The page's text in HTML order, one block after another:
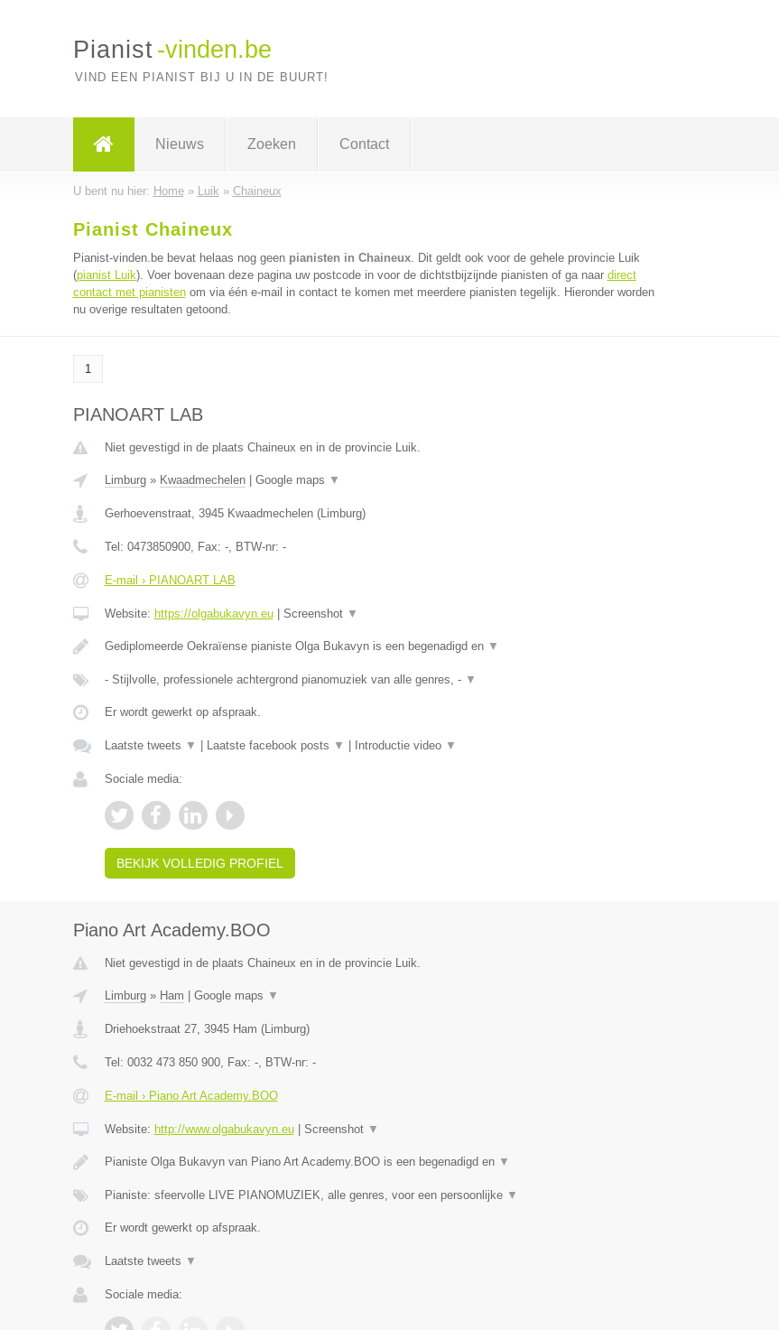
Pianist -vinden.be
VIND EEN PIANIST BIJ U IN DE BUURT!
Nieuws Zoeken Contact
U bent nu hier: Home» Luik » Chaineux
Pianist Chaineux
Pianist-vinden.be bevat helaas nog geen pianisten in Chaineux. Dit geldt ook voor de gehele provincie Luik
(pianist Luik). Voer bovenaan deze pagina uw postcode in voor de dichtstbijzijnde pianisten of ga naar direct
contact met pianistenom via één e-mail in contact te komen met meerdere pianisten tegelijk. Hieronder worden
nu overige resultaten getoond.
1
PIANOART LAB
Niet gevestigd in de plaats Chaineux en in de provincie Luik.
Limburg» Kwaadmechelen| Google maps ▼
Gerhoevenstraat, 3945 Kwaadmechelen(Limburg)
Tel: 0473850900, Fax: -, BTW-nr: -
E-mail › PIANOART LAB
Website: https://olgabukavyn.eu| Screenshot ▼
Gediplomeerde Oekraïense pianiste Olga Bukavyn is een begenadigd en ▼
- Stijlvolle, professionele achtergrond pianomuziek van alle genres, - ▼
Er wordt gewerkt op afspraak.
Laatste tweets ▼ Laatste facebook posts ▼ Introductie video ▼
Sociale media:
BEKIJK VOLLEDIG PROFIEL
Piano Art Academy.BOO
Niet gevestigd in de plaats Chaineux en in de provincie Luik.
Limburg» Ham Google maps ▼
Driehoekstraat 27, 3945 Ham (Limburg)
Tel: 0032 473 850 900, Fax: -, BTW-nr: -
E-mail › Piano Art Academy.BOO
Website: http://www.olgabukavyn.eu| Screenshot ▼
Pianiste Olga Bukavyn van Piano Art Academy.BOO is een begenadigd en ▼
Pianiste: sfeervolle LIVE PIANOMUZIEK, alle genres, voor een persoonlijke ▼
Er wordt gewerkt op afspraak.
Laatste tweets ▼
Sociale media: